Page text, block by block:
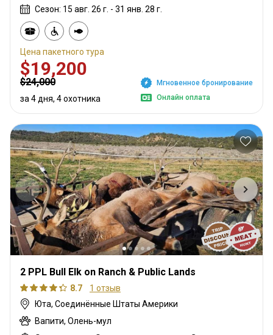
Сезон: 15 авг. 26 г. - 31 янв. 28 г.
Цена пакетного тура
$19,200
$24,000
за 4 дня, 4 охотника
Мгновенное бронирование
Онлайн оплата
2 PPL Bull Elk on Ranch & Public Lands
8.7
1 отзыв
Юта, Соединённые Штаты Америки
Вапити, Олень-мул